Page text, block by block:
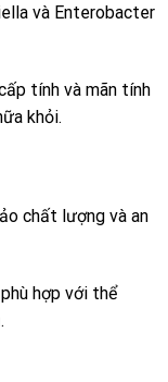
và Enterobacter
tính và mãn tính
khỏi.
chất lượng và an
hợp với thể